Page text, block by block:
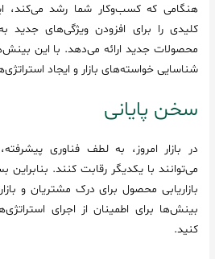
هنگامی که کسب‌وکار شما رشد می‌کند،
کلیدی را برای افزودن ویژگی‌های
محصولات جدید ارائه می‌دهد. با این
شناسایی خواسته‌های بازار و ایجاد
سخن پایانی
در بازار امروز، به لطف فناوری
می‌توانند با یکدیگر رقابت کنند.
بازاریابی محصول برای درک مشتریان و
بینش‌ها برای اطمینان از اجرای
کنید.